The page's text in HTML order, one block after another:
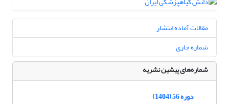
مقالات آماده انتشار
شماره جاری
شماره‌های پیشین نشریه
دوره 56 (1404)